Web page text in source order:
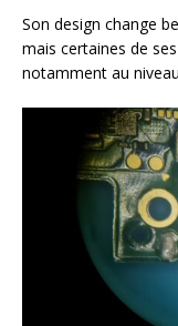
Son design change
mais certaines de
notamment au